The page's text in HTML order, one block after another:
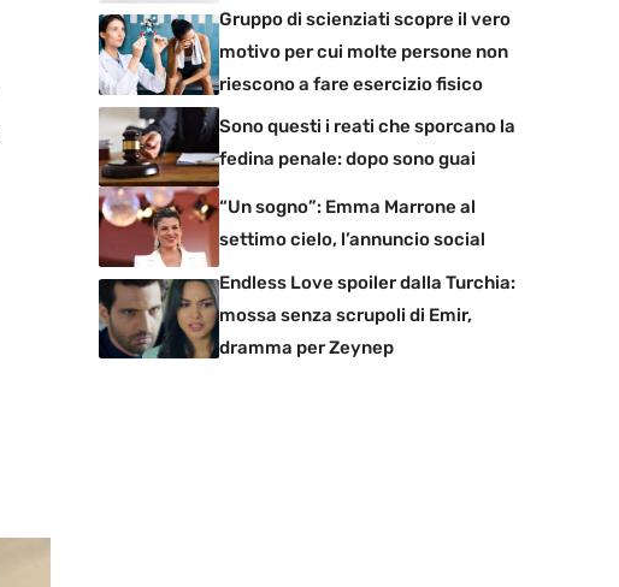
Gruppo di scienziati scopre il vero
motivo per cui molte persone non
riescono a fare esercizio fisico
Sono questi i reati che sporcano la
fedina penale: dopo sono guai
“Un sogno”: Emma Marrone al
settimo cielo, l’annuncio social
Endless Love spoiler dalla Turchia:
mossa senza scrupoli di Emir,
dramma per Zeynep